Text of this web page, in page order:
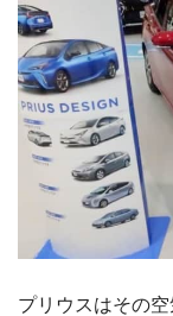
プリウスはその